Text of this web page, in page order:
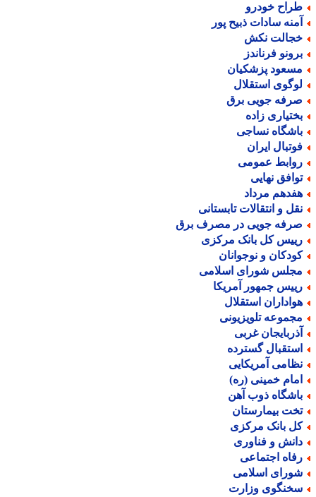
خودرو
سادات ذبیح پور
نکش
فرناندز
پزشکیان
استقلال
جویی برق
زاده
نساجی
ایران
عمومی
نهایی
مرداد
و انتقالات تابستانی
جویی در مصرف برق
کل بانک مرکزی
و نوجوانان
شورای اسلامی
جمهور آمریکا
استقلال
تلویزیونی
غربی
گسترده
آمریکایی
خمینی (ره)
ذوب آهن
بیمارستان
بانک مرکزی
و فناوری
اجتماعی
اسلامی
وزارت